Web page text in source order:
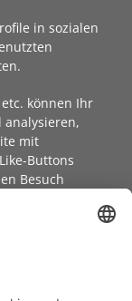
in sozialen
können Ihr
analysieren,
mit
Buttons
Besuch
ausgelöst.
sind